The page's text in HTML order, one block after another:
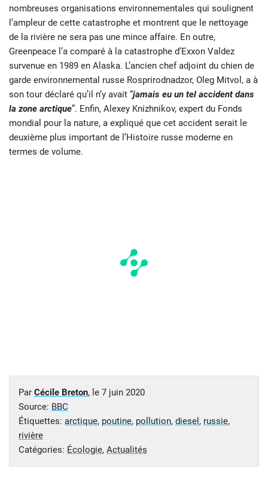
nombreuses organisations environnementales qui soulignent
l’ampleur de cette catastrophe et montrent que le nettoyage
de la rivière ne sera pas une mince affaire. En outre,
Greenpeace l’a comparé à la catastrophe d’Exxon Valdez
survenue en 1989 en Alaska. L’ancien chef adjoint du chien de
garde environnemental russe Rosprirodnadzor, Oleg Mitvol, a à
son tour déclaré qu’il n’y avait “jamais eu un tel accident dans
la zone arctique”. Enfin, Alexey Knizhnikov, expert du Fonds
mondial pour la nature, a expliqué que cet accident serait le
deuxième plus important de l’Histoire russe moderne en
termes de volume.
Par Cécile Breton, le 7 juin 2020
Source: BBC
Étiquettes: arctique, poutine, pollution, diesel , russie,
rivière
Catégories: Écologie, Actualités